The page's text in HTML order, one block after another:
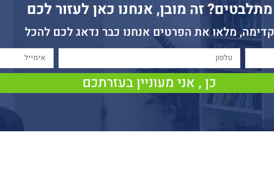
מתלבטים? זה מובן, אנחנו כאן לעזור לכם
קדימה, מלאו את הפרטים אנחנו כבר נדאג לכם להכל
כן , אני מעוניין בעזרתכם